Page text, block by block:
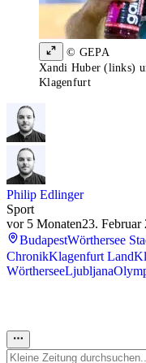
© GEPA
Xandi Huber (links)
Klagenfurt
Philip Edlinger
Sport
vor 5 Monaten23. Februar
BudapestWörthersee
ChronikKlagenfurt Land
WörtherseeLjubljana